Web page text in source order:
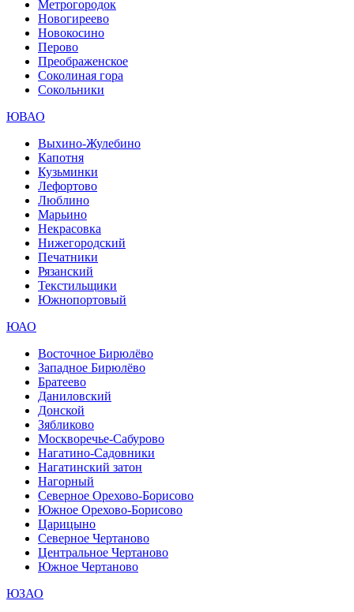
Метрогородок
Новогиреево
Новокосино
Перово
Преображенское
Соколиная гора
Сокольники
ЮВАО
Выхино-Жулебино
Капотня
Кузьминки
Лефортово
Люблино
Марьино
Некрасовка
Нижегородский
Печатники
Рязанский
Текстильщики
Южнопортовый
ЮАО
Восточное Бирюлёво
Западное Бирюлёво
Братеево
Даниловский
Донской
Зябликово
Москворечье-Сабурово
Нагатино-Садовники
Нагатинский затон
Нагорный
Северное Орехово-Борисово
Южное Орехово-Борисово
Царицыно
Северное Чертаново
Центральное Чертаново
Южное Чертаново
ЮЗАО